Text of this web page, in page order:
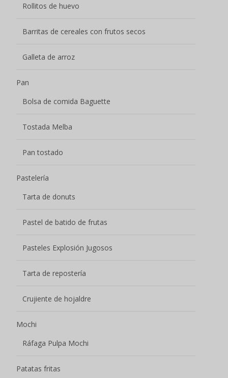
Rollitos de huevo
Barritas de cereales con frutos secos
Galleta de arroz
Pan
Bolsa de comida Baguette
Tostada Melba
Pan tostado
Pastelería
Tarta de donuts
Pastel de batido de frutas
Pasteles Explosión Jugosos
Tarta de repostería
Crujiente de hojaldre
Mochi
Ráfaga Pulpa Mochi
Patatas fritas